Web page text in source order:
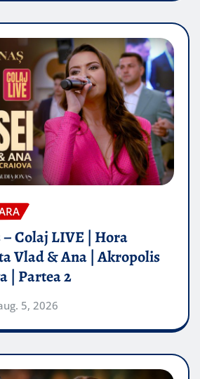
Colaj LIVE | Hora
Vlad & Ana | Akropolis
| Partea 2
5, 2026